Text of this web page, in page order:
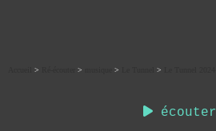
écouter
> > > >